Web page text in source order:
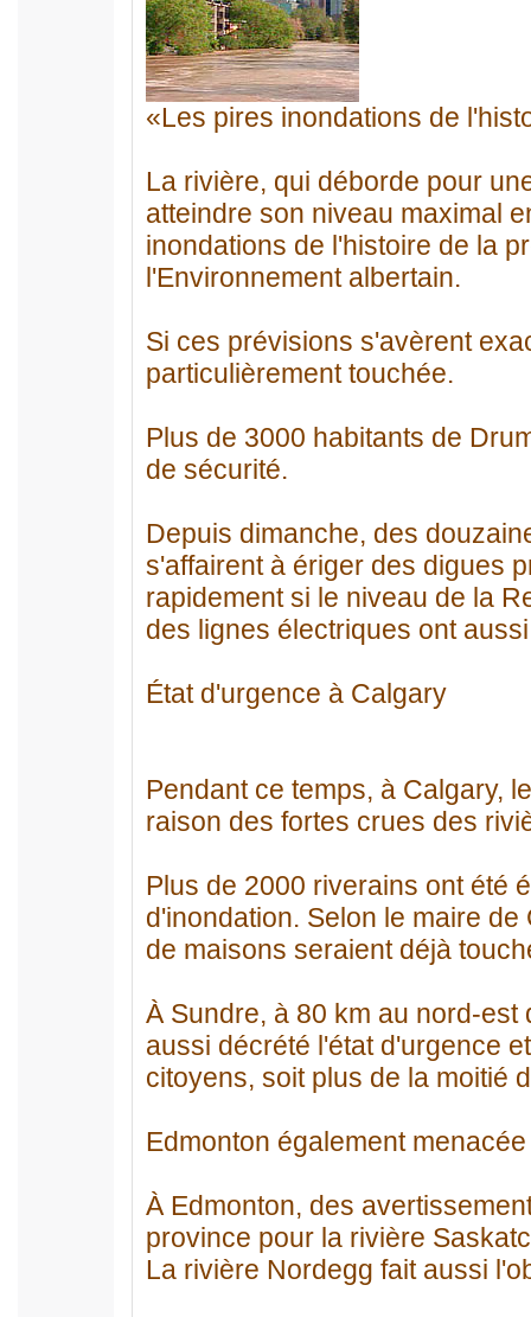
«Les pires inondations de
La rivière, qui déborde pour
atteindre son niveau maximal
inondations de l'histoire de la
l'Environnement albertain.
Si ces prévisions s'avèrent
particulièrement touchée.
Plus de 3000 habitants de
de sécurité.
Depuis dimanche, des
s'affairent à ériger des digues
rapidement si le niveau de la
des lignes électriques ont
État d'urgence à Calgary
Pendant ce temps, à Calgary,
raison des fortes crues des
Plus de 2000 riverains ont été
d'inondation. Selon le maire
de maisons seraient déjà
À Sundre, à 80 km au nord-
aussi décrété l'état d'urgence
citoyens, soit plus de la moitié
Edmonton également menacée
À Edmonton, des
province pour la rivière
La rivière Nordegg fait aussi